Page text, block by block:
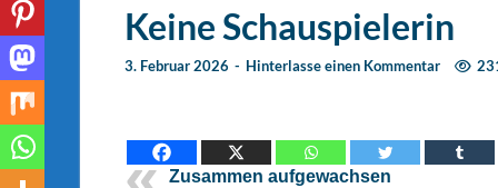
Keine Schauspielerin
3. Februar 2026 - Hinterlasse einen Kommentar
Zusammen aufgewachsen